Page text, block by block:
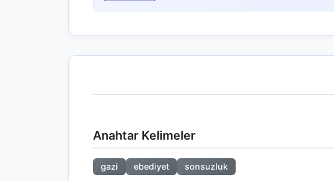
Anahtar Kelimeler
gazi ebediyet sonsuzluk